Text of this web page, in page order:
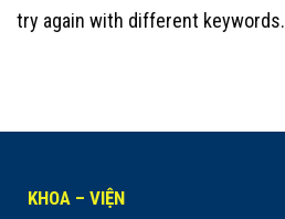
try again with different keywords.
KHOA – VIỆN